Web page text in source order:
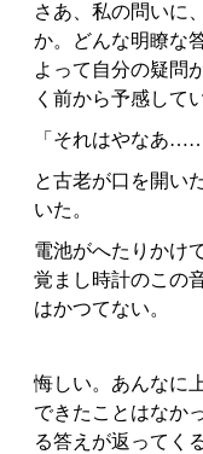
さあ、私の問いに
か。どんな明瞭な
よって自分の疑問
く前から予感して
「それはやなあ……
と古老が口を開い
いた。
電池がへたりかけ
覚まし時計のこの
はかつてない。
悔しい。あんなに
できたことはなか
る答えが返ってく